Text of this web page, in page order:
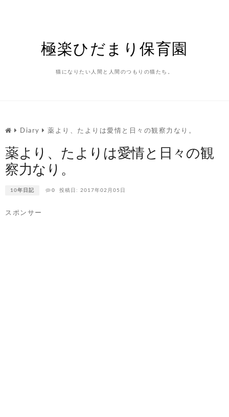
極楽ひだまり保育園
猫になりたい人間と人間のつもりの猫たち。
Diary 薬より、たよりは愛情と日々の観察力なり。
薬より、たよりは愛情と日々の観
察力なり。
10年日記 0 投稿日: 2017年02月05日
スポンサー